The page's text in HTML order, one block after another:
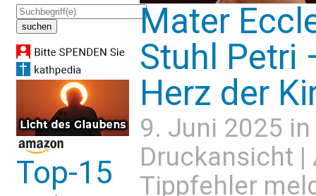
Top-15
Mater
Stuhl Petri
Herz der
9. Juni 2025 in
Druckansicht |
Tippfehler